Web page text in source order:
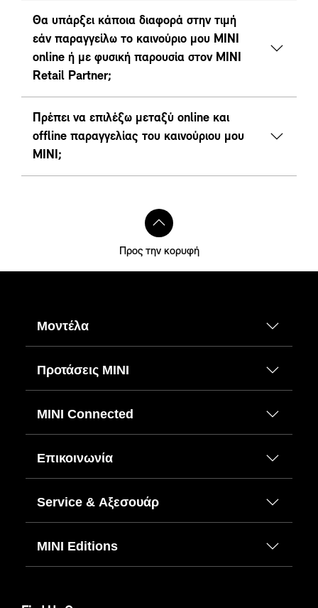
Θα υπάρξει κάποια διαφορά στην τιμή
εάν παραγγείλω το καινούριο μου MINI
online ή με φυσική παρουσία στον ΜΙΝΙ
Retail Partner;
Πρέπει να επιλέξω μεταξύ online και
offline παραγγελίας του καινούριου μου
ΜΙΝΙ;
Προς την κορυφή
Μοντέλα
Προτάσεις ΜΙΝΙ
MINI Connected
Επικοινωνία
Service & Αξεσουάρ
MINI Editions